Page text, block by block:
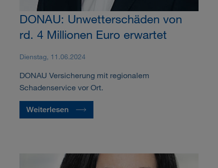
DONAU: Unwetterschäden von
rd. 4 Millionen Euro erwartet
Dienstag, 11.06.2024
DONAU Versicherung mit regionalem
Schadenservice vor Ort.
Weiterlesen